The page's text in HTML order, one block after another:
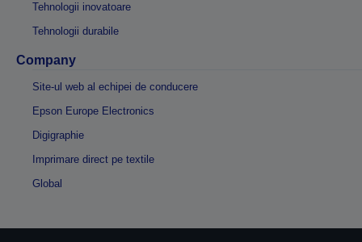
Tehnologii inovatoare
Tehnologii durabile
Company
Site-ul web al echipei de conducere
Epson Europe Electronics
Digigraphie
Imprimare direct pe textile
Global